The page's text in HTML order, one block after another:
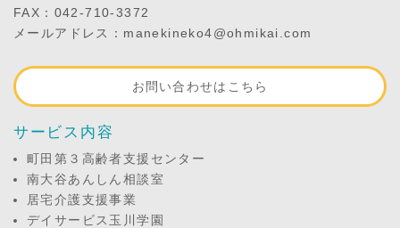
FAX：042-710-3372
メールアドレス：manekineko4@ohmikai.com
お問い合わせはこちら
サービス内容
町田第３高齢者支援センター
南大谷あんしん相談室
居宅介護支援事業
デイサービス玉川学園